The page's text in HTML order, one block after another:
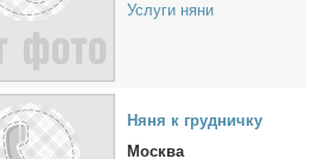
Услуги няни
Ня­ня к груд­нич­ку
Москва